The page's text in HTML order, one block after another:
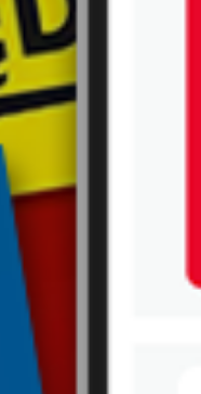
C&A
Mom jeans
WIĘCEJ GAZETEK C&A